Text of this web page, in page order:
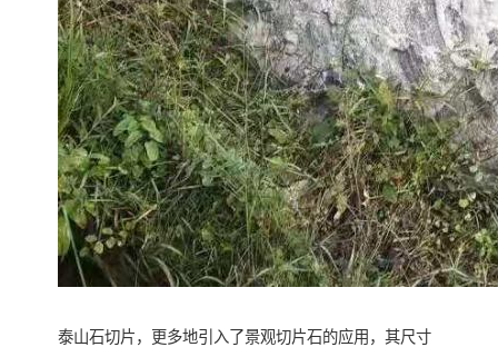
泰山石切片，更多地引入了景观切片石的应用，其尺寸